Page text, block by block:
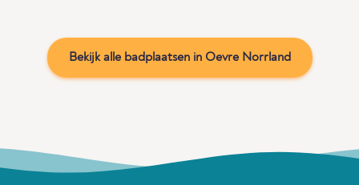
Bekijk alle badplaatsen in Oevre Norrland